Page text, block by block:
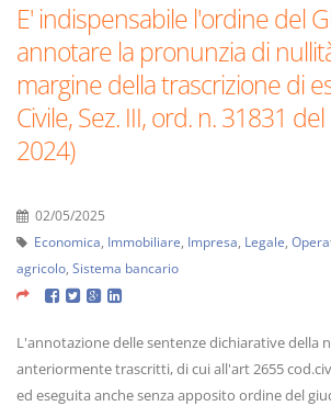
E' indispensabile l'ordine del
annotare la pronunzia di
margine della trascrizione di
Civile, Sez. III, ord. n. 31831
2024)
02/05/2025
Economica Immobiliare Impresa Legale
agricolo Sistema bancario
L'annotazione delle sentenze dichiarative della
anteriormente trascritti, di cui all'art 2655
ed eseguita anche senza apposito ordine del